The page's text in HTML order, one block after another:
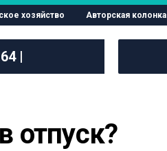
хозяйство Авторская колонка
|
отпуск?